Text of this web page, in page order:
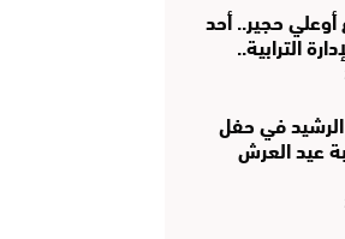
حجير.. أحد
الترابية..
في حفل
عيد العرش